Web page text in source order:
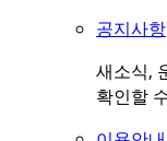
공지사항
새소식,
확인할